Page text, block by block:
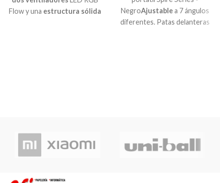
Flow y una estructura sólida
NegroAjustablea 7 ángulos
diferentes. Patas delanteras